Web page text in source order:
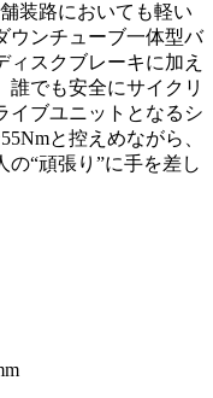
装路においても軽い
ウンチューブ一体型バ
ィスクブレーキに加え
誰でも安全にサイクリ
イブユニットとなるシ
と控えめながら、
“頑張り”に手を差し